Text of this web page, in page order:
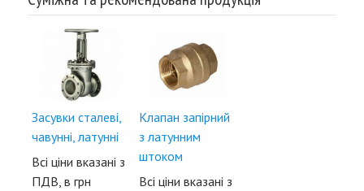
Засувки сталеві,
чавунні, латунні
Всі ціни вказані з
ПДВ, в грн
Клапан запірний
з латунним
штоком
Всі ціни вказані з